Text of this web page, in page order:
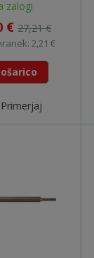
zalogi
€27,21 €
2,21 €
Primerjaj